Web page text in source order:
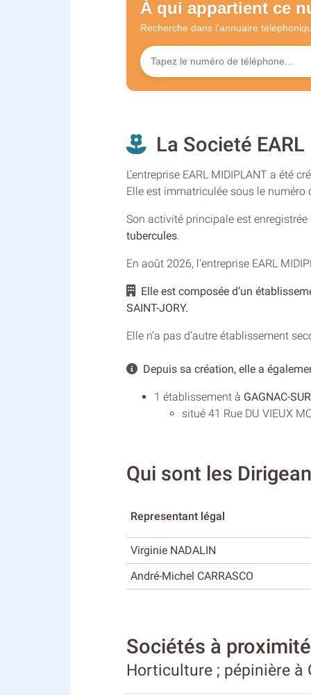
À qui appartient ce
Recherche dans l'annuaire
La Societé
L’entreprise EARL MIDIPLANT a
Elle est immatriculée sous le numéro
Son activité principale est
tubercules.
En août 2026, l'entreprise EARL
Elle est composée d’un
SAINT-JORY.
Elle n’a pas d’autre établissement
Depuis sa création, elle a
1 établissement à GAGNAC-
situé 41 Rue DU VIEUX
Qui sont les
Representant légal
Virginie NADALIN
André-Michel CARRASCO
Sociétés à
Horticulture ; pépinière à